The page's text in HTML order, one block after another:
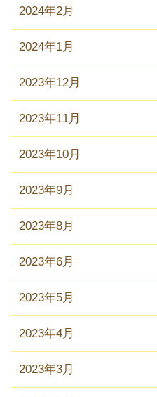
2024年2月
2024年1月
2023年12月
2023年11月
2023年10月
2023年9月
2023年8月
2023年6月
2023年5月
2023年4月
2023年3月